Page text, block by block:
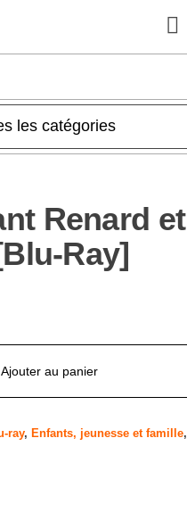
Renard et
Ray]
Ajouter au panier
ray, Enfants, jeunesse et famille,